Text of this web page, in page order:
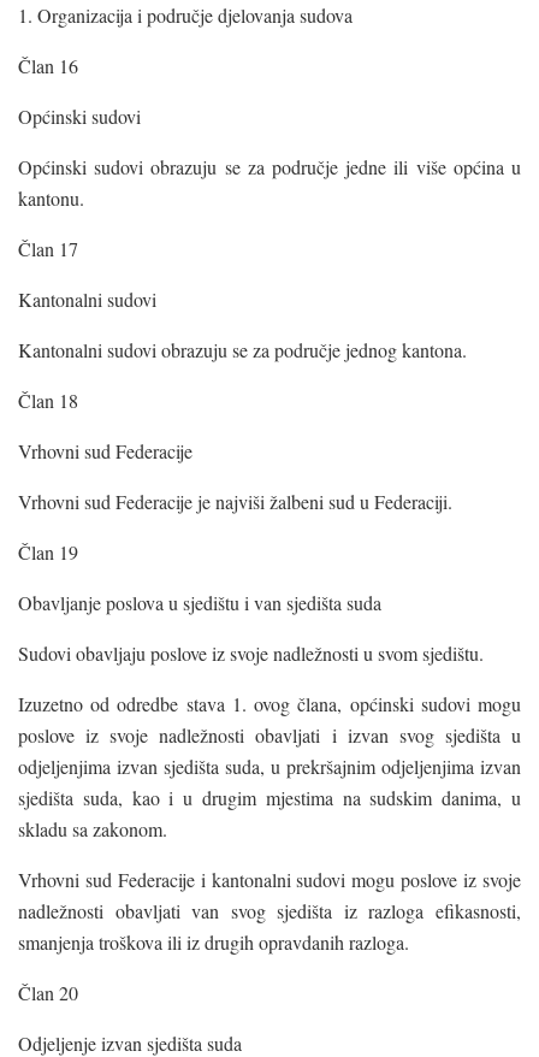
1. Organizacija i područje djelovanja sudova
Član 16
Općinski sudovi
Općinski sudovi obrazuju se za područje jedne ili više općina u
kantonu.
Član 17
Kantonalni sudovi
Kantonalni sudovi obrazuju se za područje jednog kantona.
Član 18
Vrhovni sud Federacije
Vrhovni sud Federacije je najviši žalbeni sud u Federaciji.
Član 19
Obavljanje poslova u sjedištu i van sjedišta suda
Sudovi obavljaju poslove iz svoje nadležnosti u svom sjedištu.
Izuzetno od odredbe stava 1. ovog člana, općinski sudovi mogu
poslove iz svoje nadležnosti obavljati i izvan svog sjedišta u
odjeljenjima izvan sjedišta suda, u prekršajnim odjeljenjima izvan
sjedišta suda, kao i u drugim mjestima na sudskim danima, u
skladu sa zakonom.
Vrhovni sud Federacije i kantonalni sudovi mogu poslove iz svoje
nadležnosti obavljati van svog sjedišta iz razloga efikasnosti,
smanjenja troškova ili iz drugih opravdanih razloga.
Član 20
Odjeljenje izvan sjedišta suda